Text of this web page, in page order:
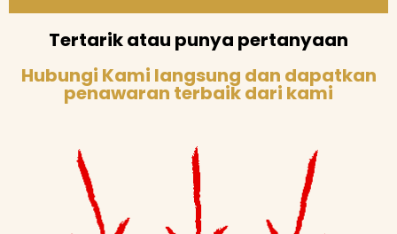
Tertarik atau punya pertanyaan
Hubungi Kami langsung dan dapatkan
penawaran terbaik dari kami